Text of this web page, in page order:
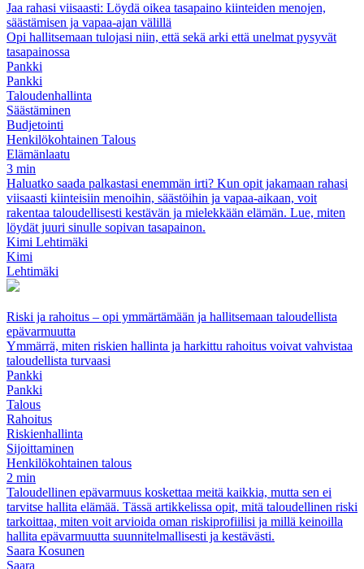
Jaa rahasi viisaasti: Löydä oikea tasapaino kiinteiden menojen,
säästämisen ja vapaa-ajan välillä
Opi hallitsemaan tulojasi niin, että sekä arki että unelmat pysyvät
tasapainossa
Pankki
Pankki
Taloudenhallinta
Säästäminen
Budjetointi
Henkilökohtainen Talous
Elämänlaatu
3 min
Haluatko saada palkastasi enemmän irti? Kun opit jakamaan rahasi
viisaasti kiinteisiin menoihin, säästöihin ja vapaa-aikaan, voit
rakentaa taloudellisesti kestävän ja mielekkään elämän. Lue, miten
löydät juuri sinulle sopivan tasapainon.
Kimi Lehtimäki
Kimi
Lehtimäki
Riski ja rahoitus – opi ymmärtämään ja hallitsemaan taloudellista
epävarmuutta
Ymmärrä, miten riskien hallinta ja harkittu rahoitus voivat vahvistaa
taloudellista turvaasi
Pankki
Pankki
Talous
Rahoitus
Riskienhallinta
Sijoittaminen
Henkilökohtainen talous
2 min
Taloudellinen epävarmuus koskettaa meitä kaikkia, mutta sen ei
tarvitse hallita elämää. Tässä artikkelissa opit, mitä taloudellinen riski
tarkoittaa, miten voit arvioida oman riskiprofiilisi ja millä keinoilla
hallita epävarmuutta suunnitelmallisesti ja kestävästi.
Saara Kosunen
Saara